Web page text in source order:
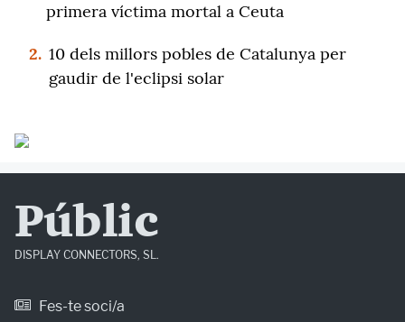
primera víctima mortal a Ceuta
2. 10 dels millors pobles de Catalunya per
gaudir de l'eclipsi solar
Públic
DISPLAY CONNECTORS, SL.
Fes-te soci/a